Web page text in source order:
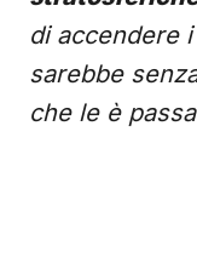
di accendere
sarebbe
che le è